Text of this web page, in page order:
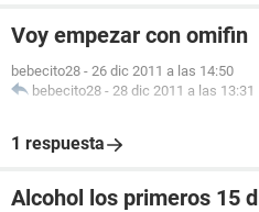
Voy empezar con omifin
bebecito28 - 26 dic 2011 a las 14:50
bebecito28 - 28 dic 2011 a las 13:31
1 respuesta
Alcohol los primeros 15